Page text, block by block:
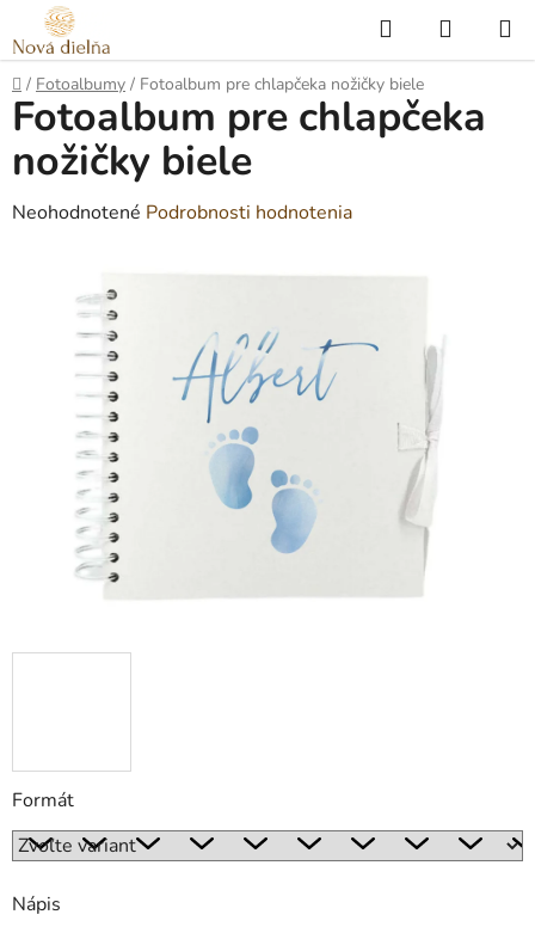
Prejsť
na
obsah
Hľadať
KOŠÍK
Domov
/ Fotoalbumy / Fotoalbum pre chlapčeka nožičky biele
Formát
Nápis
Fotoalbum pre chlapčeka
nožičky biele
Priemerné
hviezdičiek.
Neohodnotené Podrobnosti hodnotenia